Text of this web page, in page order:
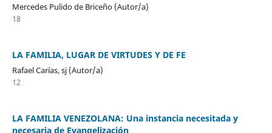
Mercedes Pulido de Briceño (Autor/a)
18
LA FAMILIA, LUGAR DE VIRTUDES Y DE FE
Rafael Carías, sj (Autor/a)
12
LA FAMILIA VENEZOLANA: Una instancia necesitada y
necesaria de Evangelización